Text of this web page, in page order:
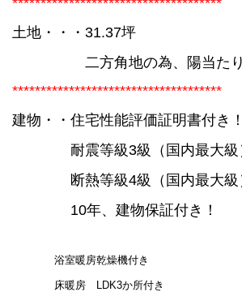
土地 ・・・31.37坪
二方角地の為、陽当たり・
*************************************
建物 ・・住宅性能評価証明書付き
耐震等級3級（国内最大級
断熱等級4級（国内最大級
10年、建物保証付き！
浴室暖房乾燥機付き
床暖房 LDK3か所付き